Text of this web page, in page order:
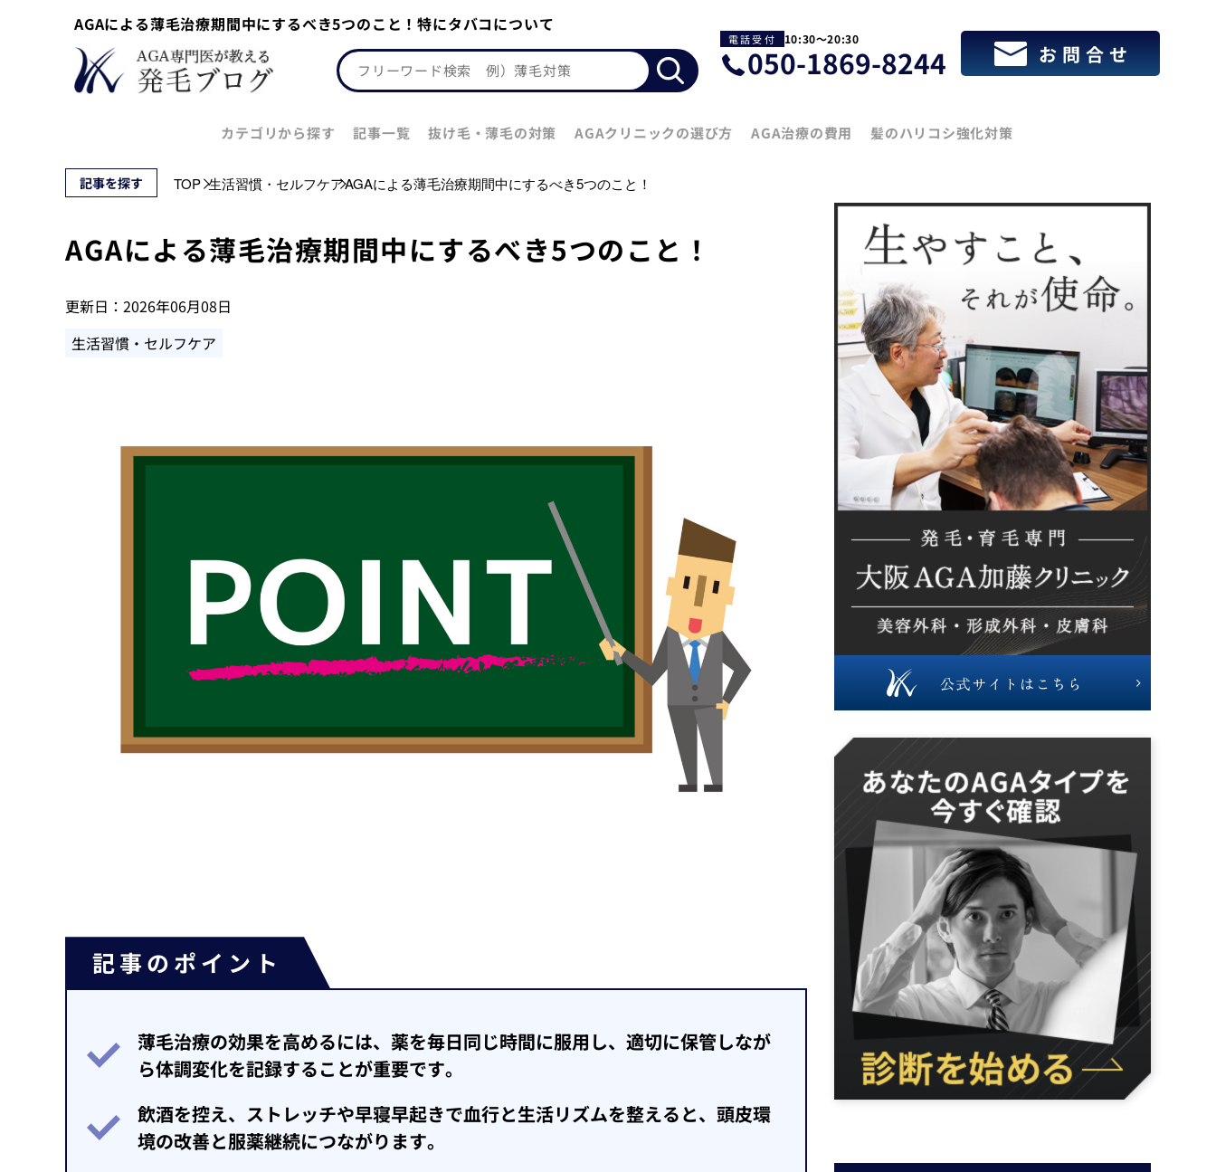
AGAによる薄毛治療期間中にするべき5つのこと！特にタバコについて
電
話
受
10:30〜20:30
050-1869-8244 お問合せ
カテゴリから探す 記事一覧 抜け毛・薄毛の対策 AGAクリニックの選び方 AGA治療の費用 髪のハリコシ強化対策
記事を探す TOP 生活習慣・セルフケアAGAによる薄毛治療期間中にするべき5つのこと！
AGAによる薄毛治療期間中にするべき5つのこと！
更新日： 2026年06月08日
生活習慣・セルフケア
記事のポイント
薄毛治療の効果を高めるには、薬を毎日同じ時間に服用し、適切に保管しなが
ら体調変化を記録することが重要です。
飲酒を控え、ストレッチや早寝早起きで血行と生活リズムを整えると、頭皮環
境の改善と服薬継続につながります。